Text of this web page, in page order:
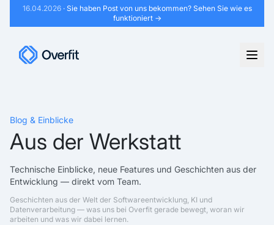
16.04.2026· Sie haben Post von uns bekommen? Sehen Sie wie es
funktioniert →
Blog & Einblicke
Aus der Werkstatt
Technische Einblicke, neue Features und Geschichten aus der
Entwicklung — direkt vom Team.
Geschichten aus der Welt der Softwareentwicklung, KI und
Datenverarbeitung — was uns bei Overfit gerade bewegt, woran wir
arbeiten und was wir dabei lernen.